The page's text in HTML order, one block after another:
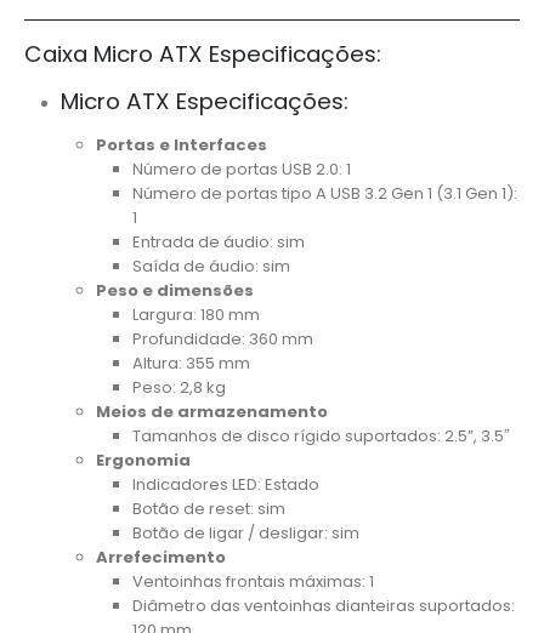
Caixa Micro ATX Especificações:
Micro ATX Especificações:
Portas e Interfaces
Número de portas USB 2.0: 1
Número de portas tipo A USB 3.2 Gen 1 (3.1 Gen 1):
1
Entrada de áudio: sim
Saída de áudio: sim
Peso e dimensões
Largura: 180 mm
Profundidade: 360 mm
Altura: 355 mm
Peso: 2,8 kg
Meios de armazenamento
Tamanhos de disco rígido suportados: 2.5”, 3.5″
Ergonomia
Indicadores LED: Estado
Botão de reset: sim
Botão de ligar / desligar: sim
Arrefecimento
Ventoinhas frontais máximas: 1
Diâmetro das ventoinhas dianteiras suportados: